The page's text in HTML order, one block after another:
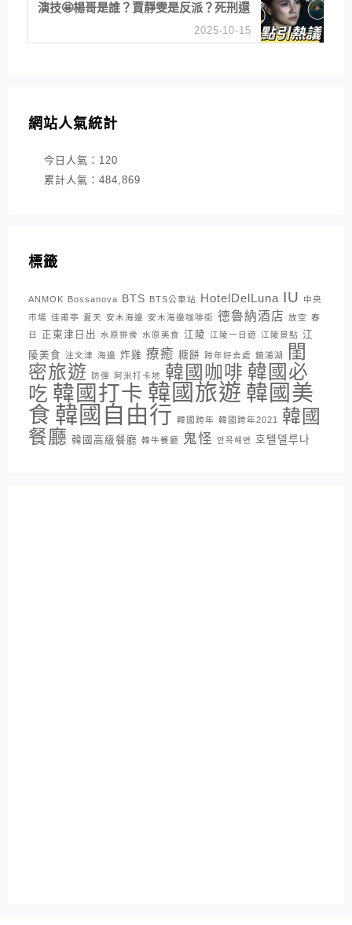
演技🤩楊哥是誰？賈靜雯是反派？死刑還
2025-10-15
網站人氣統計
今日人氣： 120
累計人氣： 484,869
標籤
ANMOK Bossanova BTS BTS公車站 HotelDelLuna IU
中央
市場 佳甫亭 夏天 安木海邊 安木海邊咖啡街 德魯納酒店 放空 春
日
正東津日出 水原排骨 水原美食 江陵 江陵一日遊 江陵景點 江
陵美食 注文津 海邊 炸雞 療癒 糖餅 跨年好去處 鏡浦湖
閨
密旅遊
防彈 阿米打卡地 韓國咖啡 韓國必
吃 韓國打卡 韓國旅遊 韓國美
食 韓國自由行 韓國跨年 韓國跨年2021
韓國
餐廳 韓國高級餐廳 韓牛餐廳 鬼怪 안목해변 호텔델루나